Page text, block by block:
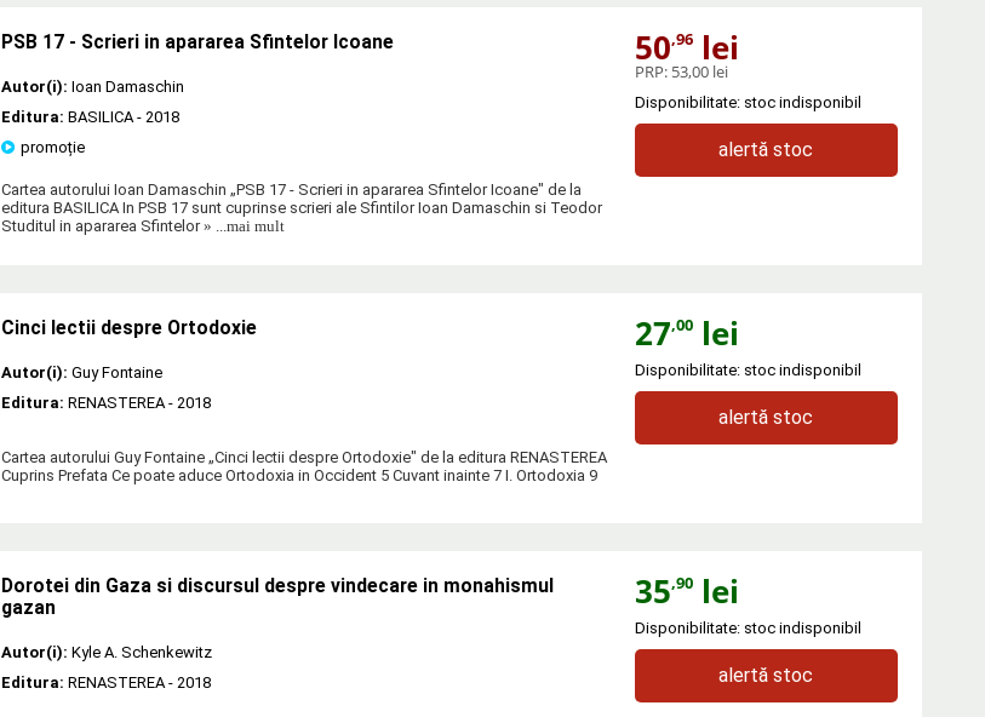
PSB 17 - Scrieri in apararea Sfintelor Icoane
Autor(i): Ioan Damaschin
Editura: BASILICA - 2018
promoție
Cartea autorului Ioan Damaschin „PSB 17 - Scrieri in apararea Sfintelor Icoane" de la
editura BASILICA In PSB 17 sunt cuprinse scrieri ale Sfintilor Ioan Damaschin si Teodor
Studitul in apararea Sfintelor» ...mai mult
50,96lei
PRP: 53,00 lei
Disponibilitate: stoc indisponibil
alertă stoc
Cinci lectii despre Ortodoxie
Autor(i): Guy Fontaine
Editura: RENASTEREA - 2018
Cartea autorului Guy Fontaine „Cinci lectii despre Ortodoxie" de la editura RENASTEREA
Cuprins Prefata Ce poate aduce Ortodoxia in Occident 5 Cuvant inainte 7 I. Ortodoxia 9
27,00lei
Disponibilitate: stoc indisponibil
alertă stoc
Dorotei din Gaza si discursul despre vindecare in monahismul
gazan
Autor(i): Kyle A. Schenkewitz
Editura: RENASTEREA - 2018
35,90lei
Disponibilitate: stoc indisponibil
alertă stoc